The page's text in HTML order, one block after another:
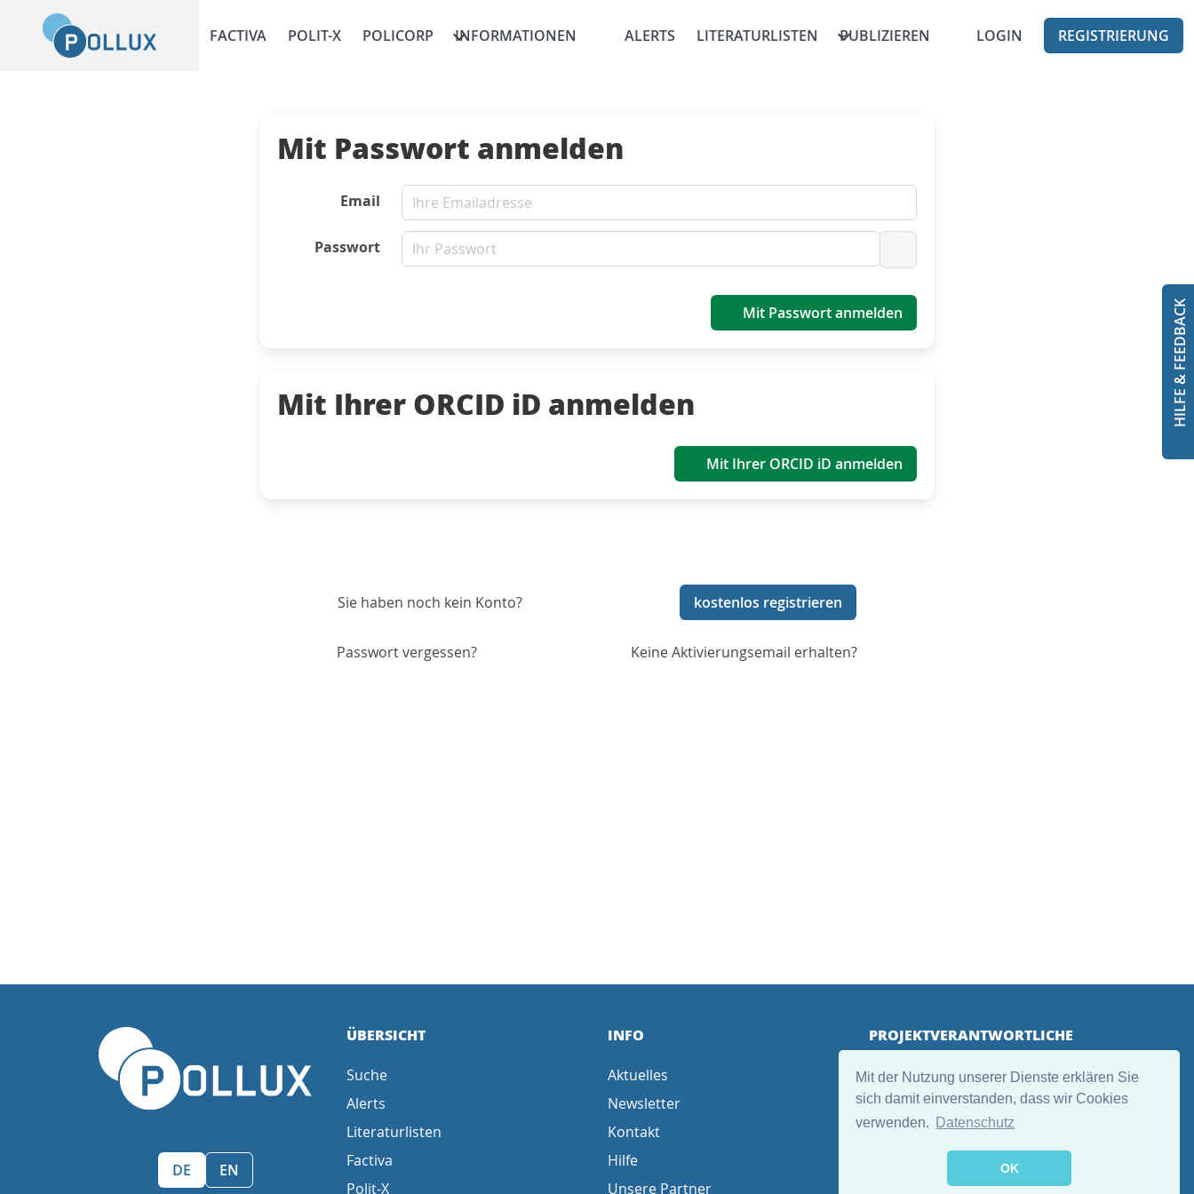
Mit der Nutzung unserer Dienste erklären Sie
sich damit einverstanden, dass wir Cookies
verwenden.
Datenschutz
OK
FACTIVA POLIT-X POLICORP INFORMATIONEN ALERTS LITERATURLISTEN PUBLIZIEREN LOGIN REGISTRIERUNG
HILFE & FEEDBACK
Mit Passwort anmelden
Email
Passwort
Passwort anzeigen
Mit Passwort anmelden
Mit Ihrer ORCID iD anmelden
Mit Ihrer ORCID iD anmelden
Sie haben noch kein Konto? kostenlos registrieren
Passwort vergessen? Keine Aktivierungsemail erhalten?
Sprache wählen/Select language
DE EN
ÜBERSICHT
Suche
Alerts
Literaturlisten
Factiva
Polit-X
INFO
Aktuelles
Newsletter
Kontakt
Hilfe
Unsere Partner
PROJEKTVERANTWORTLICHE